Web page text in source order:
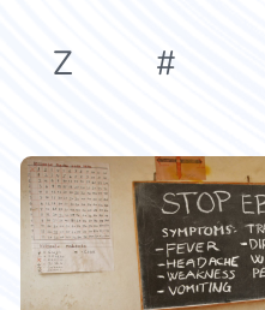
Z
#